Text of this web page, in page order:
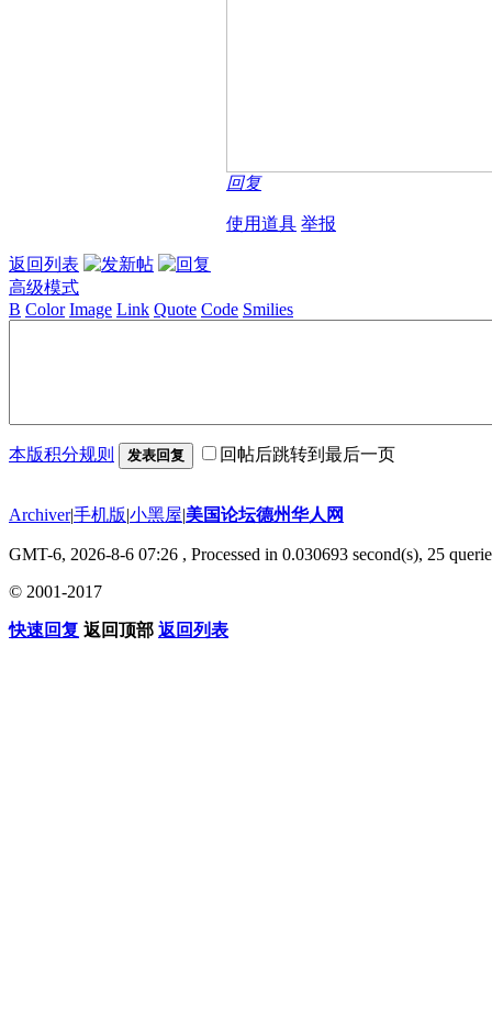
回复
使用道具 举报
返回列表
高级模式
B Color Image Link Quote Code Smilies
本版积分规则 发表回复 回帖后跳转到最后一页
Archiver|手机版|小黑屋|美国论坛德州华人网
GMT-6, 2026-8-6 07:26 , Processed in 0.030693 second(s), 25
© 2001-2017
快速回复 返回顶部 返回列表